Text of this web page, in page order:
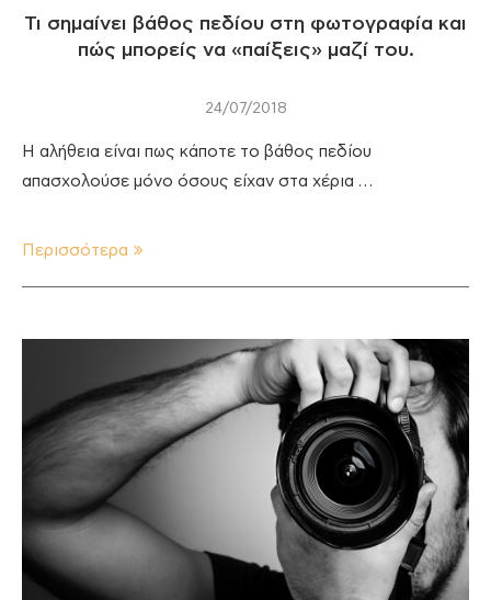
Τι σημαίνει βάθος πεδίου στη φωτογραφία και
πώς μπορείς να «παίξεις» μαζί του.
24/07/2018
Η αλήθεια είναι πως κάποτε το βάθος πεδίου
απασχολούσε μόνο όσους είχαν στα χέρια …
Περισσότερα